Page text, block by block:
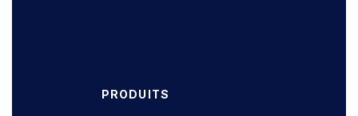
PRODUITS